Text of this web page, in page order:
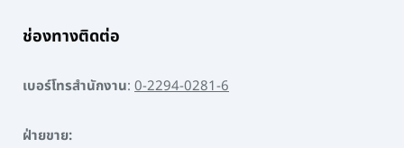
ช่องทางติดต่อ
เบอร์โทรสำนักงาน: 0-2294-0281-6
ฝ่ายขาย: